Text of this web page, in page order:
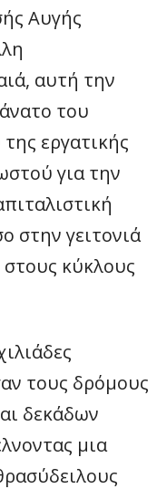
Αυγής
αυτή την
του
εργατικής
για την
στην γειτονιά
στους κύκλους
τους δρόμους
δεκάδων
μια